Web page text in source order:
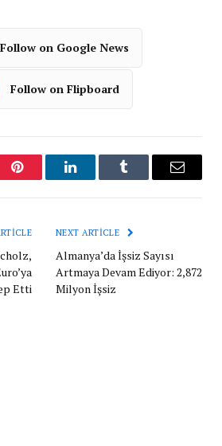
Follow on Google News
Follow on Flipboard
Pinterest LinkedInTumblr Email
Etti
NEXT ARTICLE
Almanya’da İşsiz Sayısı
Artmaya Devam Ediyor: 2,872
Milyon İşsiz